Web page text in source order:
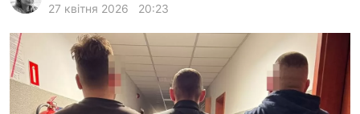
харків
архів
gambling
27 квітня 2026
20:23